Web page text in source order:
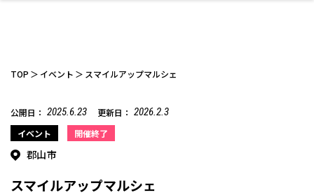
カフェ
開成山公園
美容室
ファッション
お仕事探し
家づくり
TOP イベント スマイルアップマルシェ
公開日： 2025.6.23 更新日： 2026.2.3
イベント 開催終了
郡山市
スマイルアップマルシェ